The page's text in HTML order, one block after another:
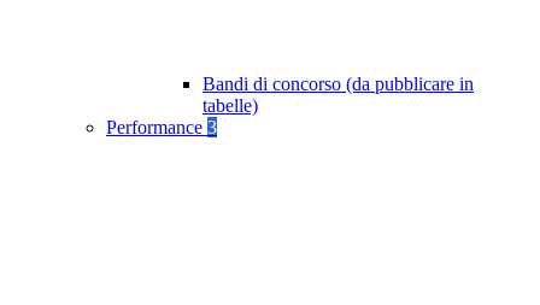
Bandi di concorso (da pubblicare in
tabelle)
Performance 3